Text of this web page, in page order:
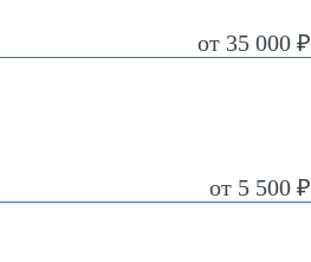
от 35 000 ₽
от 5 500 ₽